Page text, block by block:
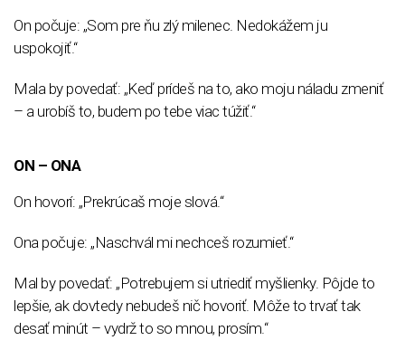
On počuje: „Som pre ňu zlý milenec. Nedokážem ju
uspokojiť.“
Mala by povedať: „Keď prídeš na to, ako moju náladu zmeniť
– a urobíš to, budem po tebe viac túžiť.“
ON – ONA
On hovorí: „Prekrúcaš moje slová.“
Ona počuje: „Naschvál mi nechceš rozumieť.“
Mal by povedať: „Potrebujem si utriediť myšlienky. Pôjde to
lepšie, ak dovtedy nebudeš nič hovoriť. Môže to trvať tak
desať minút – vydrž to so mnou, prosím.“